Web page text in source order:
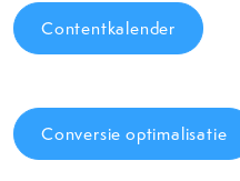
Contentkalender
Conversie optimalisatie